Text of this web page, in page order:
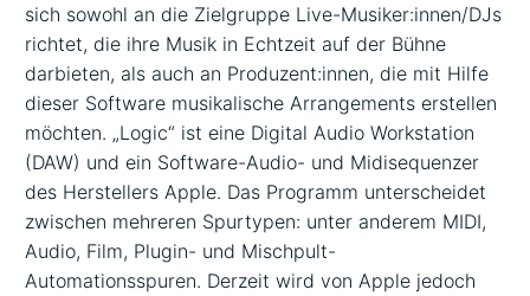
sich sowohl an die Zielgruppe Live-Musiker:innen/DJs
richtet, die ihre Musik in Echtzeit auf der Bühne
darbieten, als auch an Produzent:innen, die mit Hilfe
dieser Software musikalische Arrangements erstellen
möchten. „Logic“ ist eine Digital Audio Workstation
(DAW) und ein Software-Audio- und Midisequenzer
des Herstellers Apple. Das Programm unterscheidet
zwischen mehreren Spurtypen: unter anderem MIDI,
Audio, Film, Plugin- und Mischpult-
Automationsspuren. Derzeit wird von Apple jedoch